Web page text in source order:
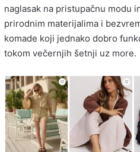
naglasak na pristupačnu modu
prirodnim materijalima i
komade koji jednako dobro
tokom večernjih šetnji uz more.